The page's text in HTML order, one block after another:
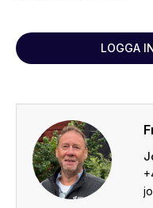
LOGGA